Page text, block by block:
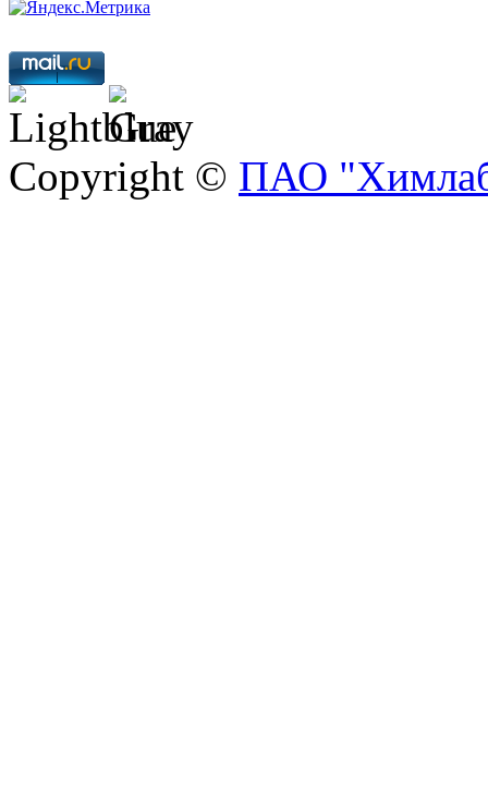
Copyright © ПАО